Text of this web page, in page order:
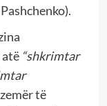
“shkrimtar
të